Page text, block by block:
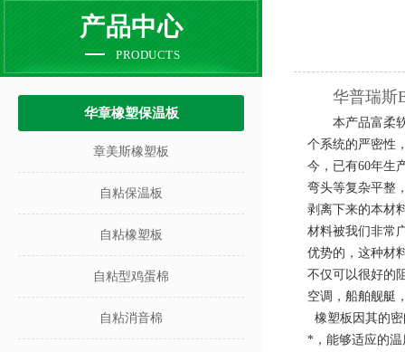
产品中心
PRODUCTS
华章橡塑保温板
章美斯橡塑板
自粘保温板
自粘橡塑板
自粘型鸡蛋棉
自粘消音棉
华普瑞斯
本产品富柔
个系统的严密性
今，已有60年生
弯头等复杂平整
剥离下来的本材
材料被我们非常
优势的，这种材
不仅可以很好的
空调，船舶舰艇
橡塑板因其的
*，能够适应的